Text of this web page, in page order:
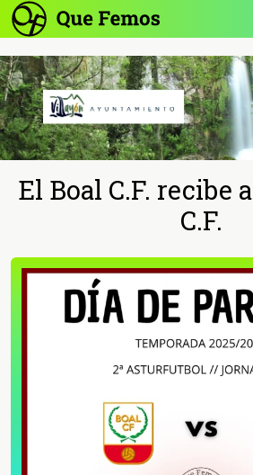
El Boal C.F. recibe
C.F.